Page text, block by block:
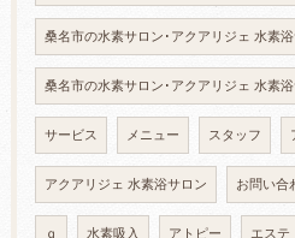
桑名市の水素サロン･アクアリジェ 水素浴
桑名市の水素サロン･アクアリジェ 水素
サービス メニュー スタッフ
アクアリジェ 水素浴サロン お問い合
ｑ 水素吸入 アトピー エステ